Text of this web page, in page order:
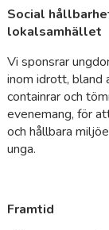
Social
lokalsamhället
Vi sponsrar
inom idrott, bland
containrar och
evenemang, för
och hållbara
unga.
Framtid